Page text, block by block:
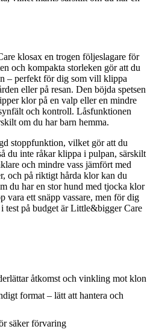
klosax en trogen följeslagare för
och kompakta storleken gör att du
– perfekt för dig som vill klippa
eller på resan. Den böjda spetsen
klor på en valp eller en mindre
och kontroll. Låsfunktionen
om du har barn hemma.
stoppfunktion, vilket gör att du
du inte råkar klippa i pulpan, särskilt
och mindre vass jämfört med
och på riktigt hårda klor kan du
du har en stor hund med tjocka klor
vara ett snäpp vassare, men för dig
test på budget är Little&bigger Care
åtkomst och vinkling mot klon
format – lätt att hantera och
säker förvaring